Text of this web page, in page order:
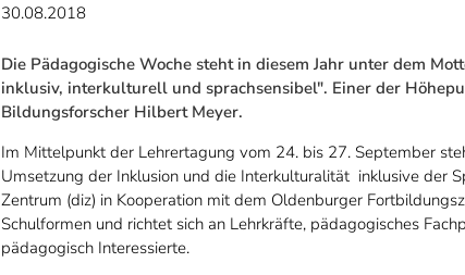
30.08.2018
Die Pädagogische Woche steht in diesem Jahr unter dem
inklusiv, interkulturell und sprachsensibel". Einer der
Bildungsforscher Hilbert Meyer.
Im Mittelpunkt der Lehrertagung vom 24. bis 27. September
Umsetzung der Inklusion und die Interkulturalität inklusive der
Zentrum (diz) in Kooperation mit dem Oldenburger
Schulformen und richtet sich an Lehrkräfte, pädagogisches
pädagogisch Interessierte.